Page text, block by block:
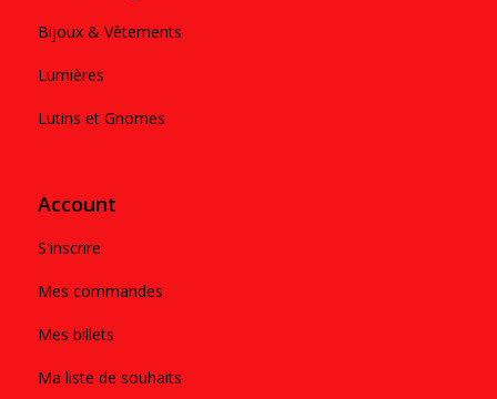
Bijoux & Vêtements
Lumières
Lutins et Gnomes
Account
S'inscrire
Mes commandes
Mes billets
Ma liste de souhaits